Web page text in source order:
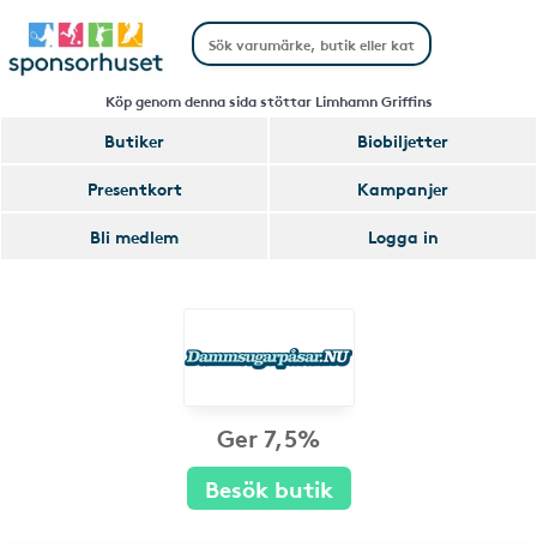
Köp genom denna sida stöttar Limhamn Griffins
Butiker
Biobiljetter
Presentkort
Kampanjer
Bli medlem
Logga in
Ger 7,5%
Besök butik